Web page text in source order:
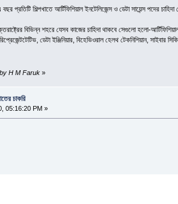
প্রতিটি শিল্পখাতে আর্টিফিশিয়াল ইনটেলিজেন্স ও ডেটা সায়েন্স পদের
বিভিন্ন শহরে যেসব কাজের চাহিদা থাকবে সেগুলো হলো-আর্টিফিশিয়াল
ডেটা ইঞ্জিনিয়ার, বিহেভিওরাল হেলথ টেকনিশিয়ান, সাইবার
H M Faruk»
চাকরি
05:16:20 PM »